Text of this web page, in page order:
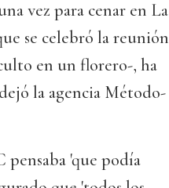
vez para cenar en La
se celebró la reunión
en un florero-, ha
la agencia Método-
pensaba 'que podía